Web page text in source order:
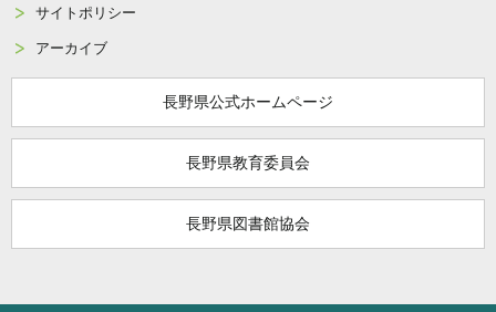
サイトポリシー
アーカイブ
長野県公式ホームページ
長野県教育委員会
長野県図書館協会